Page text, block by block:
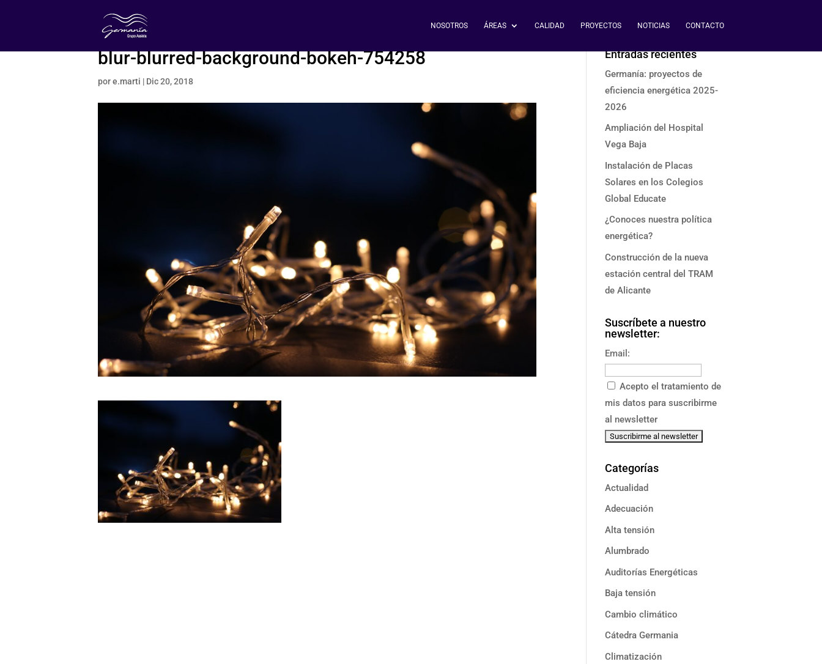
NOSOTROS ÁREAS CALIDAD PROYECTOS NOTICIAS CONTACTO
blur-blurred-background-bokeh-754258
pore.marti | Dic 20, 2018
Entradas recientes
Germanía: proyectos de
eficiencia energética 2025-
2026
Ampliación del Hospital
Vega Baja
Instalación de Placas
Solares en los Colegios
Global Educate
¿Conoces nuestra política
energética?
Construcción de la nueva
estación central del TRAM
de Alicante
Suscríbete a nuestro
newsletter:
Email:
Acepto el tratamiento de
mis datos para suscribirme
al newsletter
Categorías
Actualidad
Adecuación
Alta tensión
Alumbrado
Auditorías Energéticas
Baja tensión
Cambio climático
Cátedra Germania
Climatización